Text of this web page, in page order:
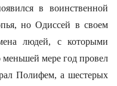
в воинственной
но Одиссей в своем
людей, с которыми
меньшей мере год провел
Полифем, а шестерых